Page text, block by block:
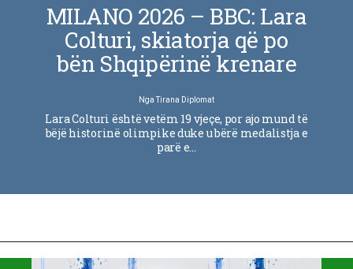
MILANO 2026 – BBC: Lara
Colturi, skiatorja që po
bën Shqipërinë krenare
NgaTirana Diplomat
Lara Colturi është vetëm 19 vjeçe, por ajo mund të
bëjë historinë olimpike duke u bërë medalistja e
parë e…